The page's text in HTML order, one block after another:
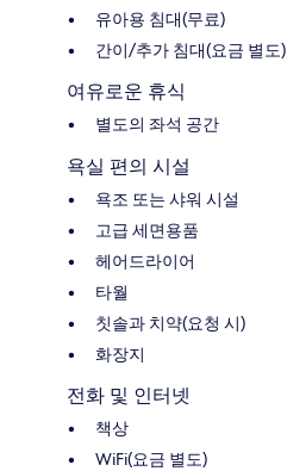
유아용 침대(무료)
간이/추가 침대(요금 별도)
여유로운 휴식
별도의 좌석 공간
욕실 편의 시설
욕조 또는 샤워 시설
고급 세면용품
헤어드라이어
타월
칫솔과 치약(요청 시)
화장지
전화 및 인터넷
책상
WiFi(요금 별도)